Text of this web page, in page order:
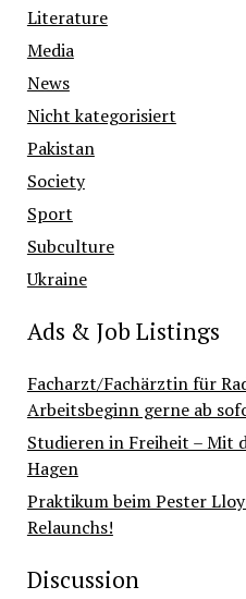
Literature
Media
News
Nicht kategorisiert
Pakistan
Society
Sport
Subculture
Ukraine
Ads & Job Listings
Facharzt/Fachärztin für
Arbeitsbeginn gerne ab
Studieren in Freiheit – Mit
Hagen
Praktikum beim Pester
Relaunchs!
Discussion